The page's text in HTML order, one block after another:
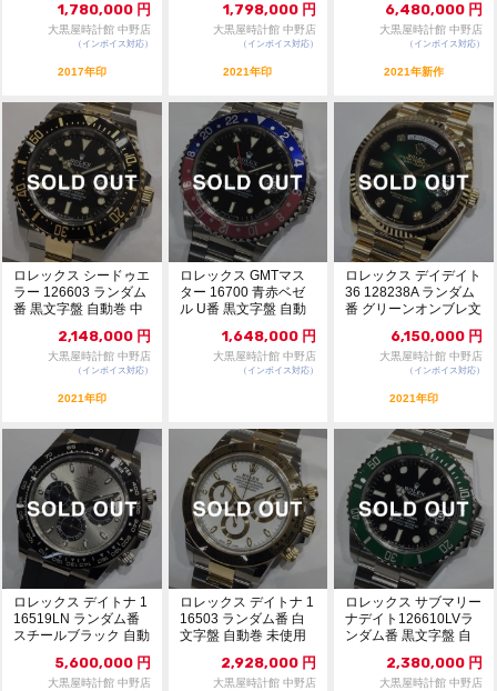
1,780,000 円
大黒屋時計館 中野店
（インボイス対応）
2017年印
1,798,000 円
大黒屋時計館 中野店
（インボイス対応）
2021年印
6,480,000 円
大黒屋時計館 中野店
（インボイス対応）
2021年新作
ロレックス シードゥエ
ラー 126603 ランダム
番 黒文字盤 自動巻 中
2,148,000 円
大黒屋時計館 中野店
（インボイス対応）
2021年印
ロレックス GMTマス
ター 16700 青赤ベゼ
ル U番 黒文字盤 自動
1,648,000 円
大黒屋時計館 中野店
（インボイス対応）
ロレックス デイデイト
36 128238A ランダム
番 グリーンオンブレ文
6,150,000 円
大黒屋時計館 中野店
（インボイス対応）
2021年印
ロレックス デイトナ 1
16519LN ランダム番
スチールブラック 自動
5,600,000 円
大黒屋時計館 中野店
ロレックス デイトナ 1
16503 ランダム番 白
文字盤 自動巻 未使用
2,928,000 円
大黒屋時計館 中野店
ロレックス サブマリー
ナデイト126610LVラ
ンダム番 黒文字盤 自
2,380,000 円
大黒屋時計館 中野店